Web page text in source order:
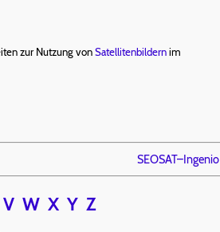
zur Nutzung vonSatellitenbildernim
SEOSAT–Ingenio
V W X Y Z